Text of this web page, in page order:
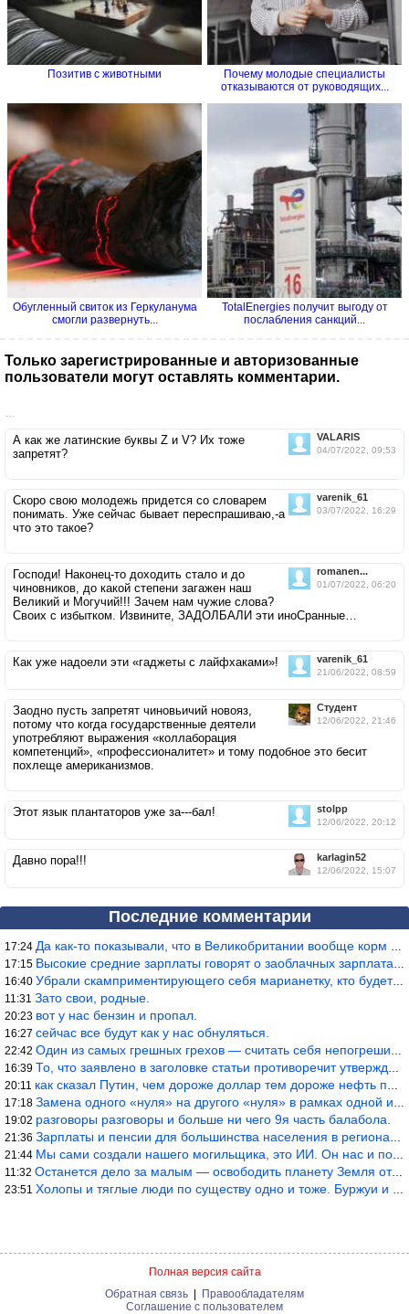
Позитив с животными
Почему молодые специалисты
отказываются от руководящих...
Обугленный свиток из Геркуланума
смогли развернуть...
TotalEnergies получит выгоду от
послабления санкций...
Только зарегистрированные и авторизованные
пользователи могут оставлять комментарии.
VALARIS
04/07/2022, 09:53
А как же латинские буквы Z и V? Их тоже
запретят?
varenik_61
03/07/2022, 16:29
Скоро свою молодежь придется со словарем
понимать. Уже сейчас бывает переспрашиваю,-а
что это такое?
romanen...
01/07/2022, 06:20
Господи! Наконец-то доходить стало и до
чиновников, до какой степени загажен наш
Великий и Могучий!!! Зачем нам чужие слова?
Своих с избытком. Извините, ЗАДОЛБАЛИ эти иноСранные…
varenik_61
21/06/2022, 08:59
Как уже надоели эти «гаджеты с лайфхаками»!
Студент
12/06/2022, 21:46
Заодно пусть запретят чиновьичий новояз,
потому что когда государственные деятели
употребляют выражения «коллаборация
компетенций», «профессионалитет» и тому подобное это бесит
похлеще американизмов.
stolpp
12/06/2022, 20:12
Этот язык плантаторов уже за---бал!
karlagin52
12/06/2022, 15:07
Давно пора!!!
Последние комментарии
17:24 Да как-то показывали, что в Великобритании вообще корм для живот
17:15 Высокие средние зарплаты говорят о заоблачных зарплатах определё
16:40 Убрали скамприментирующего себя марианетку, кто будет следующим…
11:31 Зато свои, родные.
20:23 вот у нас бензин и пропал.
16:27 сейчас все будут как у нас обнуляться.
22:42 Один из самых грешных грехов — считать себя непогрешимым.
16:39 То, что заявлено в заголовке статьи противоречит утверждению &qu
20:11 как сказал Путин, чем дороже доллар тем дороже нефть продадим.
17:18 Замена одного «нуля» на другого «нуля» в рамках одной и той же с
19:02 разговоры разговоры и больше ни чего 9я часть балабола.
21:36 Зарплаты и пенсии для большинства населения в регионах нищенские
21:44 Мы сами создали нашего могильщика, это ИИ. Он нас и похоронит. М
11:32 Останется дело за малым — освободить планету Земля от глупого ви
23:51 Холопы и тяглые люди по существу одно и тоже. Буржуи и холопы сн
Полная версия сайта
Обратная связь
Правообладателям
Соглашение с пользователем